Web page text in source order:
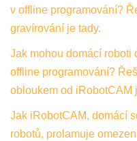
v offline programování?
gravírování je tady.
Jak mohou domácí roboti
offline programování?
obloukem od iRobotCAM
Jak iRobotCAM, domácí
robotů, prolamuje